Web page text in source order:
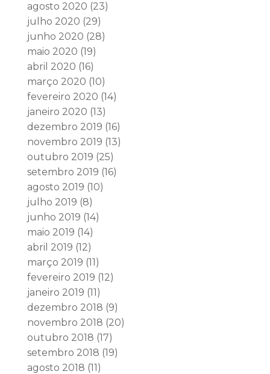
agosto 2020 (23)
julho 2020 (29)
junho 2020 (28)
maio 2020 (19)
abril 2020 (16)
março 2020 (10)
fevereiro 2020 (14)
janeiro 2020 (13)
dezembro 2019 (16)
novembro 2019 (13)
outubro 2019 (25)
setembro 2019 (16)
agosto 2019 (10)
julho 2019 (8)
junho 2019 (14)
maio 2019 (14)
abril 2019 (12)
março 2019 (11)
fevereiro 2019 (12)
janeiro 2019 (11)
dezembro 2018 (9)
novembro 2018 (20)
outubro 2018 (17)
setembro 2018 (19)
agosto 2018 (11)